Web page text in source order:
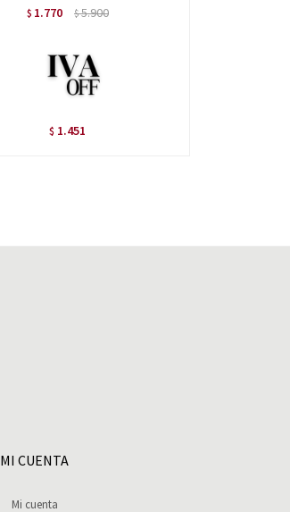
$ 1.770 $5.900
$ 1.451
MI CUENTA
Mi cuenta